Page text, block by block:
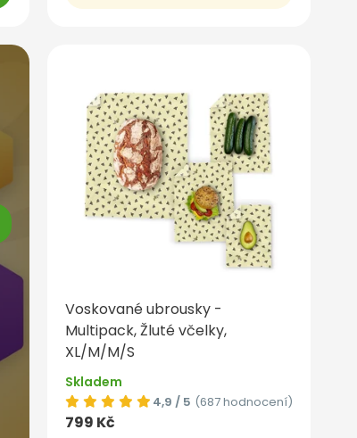
Voskované ubrousky -
Multipack, Žluté včelky,
XL/M/M/S
Skladem
4,9 / 5 (687 hodnocení)
799 Kč